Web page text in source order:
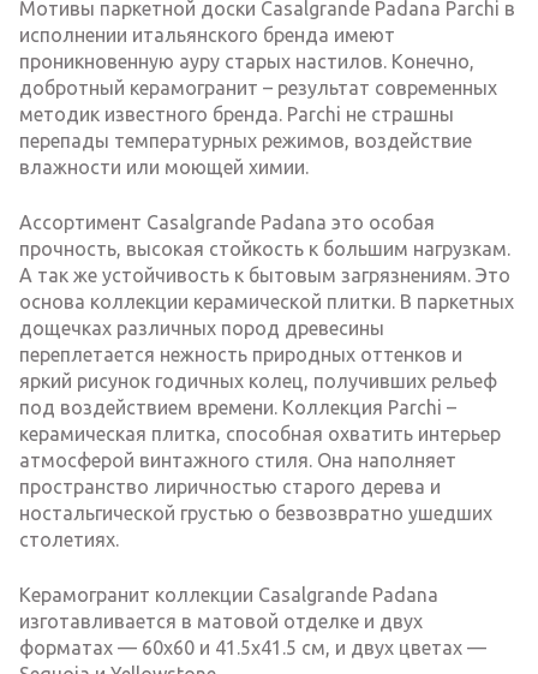
Мотивы паркетной доски Casalgrande Padana Parchi в
исполнении итальянского бренда имеют
проникновенную ауру старых настилов. Конечно,
добротный керамогранит – результат современных
методик известного бренда. Parchi не страшны
перепады температурных режимов, воздействие
влажности или моющей химии.
Ассортимент Casalgrande Padana это особая
прочность, высокая стойкость к большим нагрузкам.
А так же устойчивость к бытовым загрязнениям. Это
основа коллекции керамической плитки. В паркетных
дощечках различных пород древесины
переплетается нежность природных оттенков и
яркий рисунок годичных колец, получивших рельеф
под воздействием времени. Коллекция Parchi –
керамическая плитка, способная охватить интерьер
атмосферой винтажного стиля. Она наполняет
пространство лиричностью старого дерева и
ностальгической грустью о безвозвратно ушедших
столетиях.
Керамогранит коллекции Casalgrande Padana
изготавливается в матовой отделке и двух
форматах — 60х60 и 41.5х41.5 см, и двух цветах —